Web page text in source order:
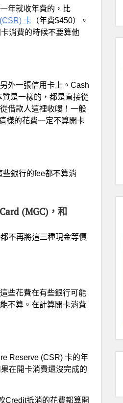
年就收年費的，比
卡 （年費$450）。
消費的時候不要算他
外一張信用卡上。Cash
是一樣的，都是直接從
借款人這裡收嘍！一般
樣的花費一定不算開卡
銀行的fee都不算消
(MGC)，和
不再將這三種現金等價
些花費在有些銀行可能
不算。在計算開卡消費
Reserve (CSR) 卡的年
在開卡消費還沒完成的
Credit抵消的花費都算開